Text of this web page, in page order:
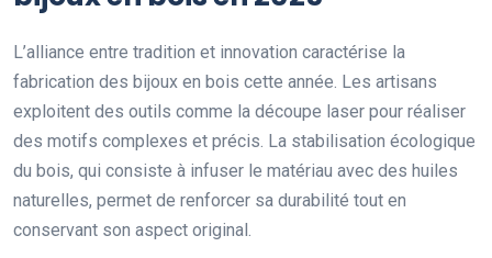
L’alliance entre tradition et innovation caractérise la
fabrication des bijoux en bois cette année. Les artisans
exploitent des outils comme la découpe laser pour réaliser
des motifs complexes et précis. La stabilisation écologique
du bois, qui consiste à infuser le matériau avec des huiles
naturelles, permet de renforcer sa durabilité tout en
conservant son aspect original.